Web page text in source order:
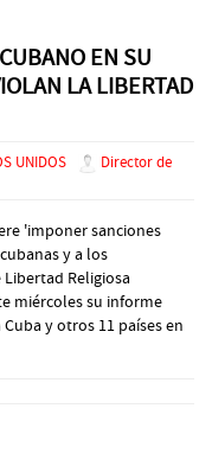
EN SU
LA LIBERTAD
UNIDOS
Director de
'imponer sanciones
y a los
Religiosa
miércoles su informe
y otros 11 países en